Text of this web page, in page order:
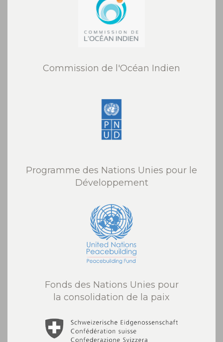
Commission de l'Océan Indien
Programme des Nations Unies pour le
Développement
Fonds des Nations Unies pour
la consolidation de la paix